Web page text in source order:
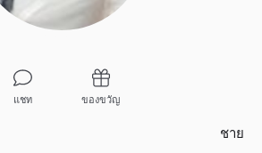
แชท ของขวัญ
ชาย